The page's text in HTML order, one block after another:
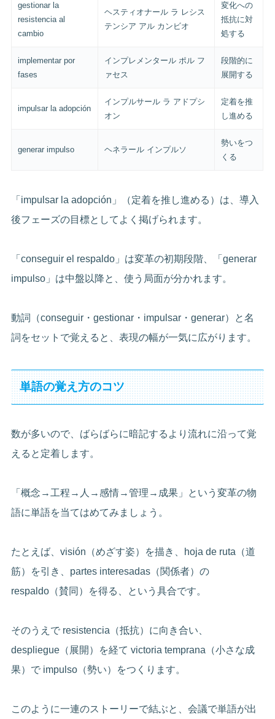
gestionar la
resistencia al
cambio
ヘスティオナール ラ レシス
テンシア アル カンビオ
変化への
抵抗に対
処する
implementar por
fases
インプレメンタール ポル フ
ァセス
段階的に
展開する
impulsar la adopción
インプルサール ラ アドプシ
オン
定着を推
し進める
generar impulso ヘネラール インプルソ
勢いをつ
くる
「impulsar la adopción」（定着を推し進める）は、導入
後フェーズの目標としてよく掲げられます。
「conseguir el respaldo」は変革の初期段階、「generar
impulso」は中盤以降と、使う局面が分かれます。
動詞（conseguir・gestionar・impulsar・generar）と名
詞をセットで覚えると、表現の幅が一気に広がります。
単語の覚え方のコツ
数が多いので、ばらばらに暗記するより流れに沿って覚
えると定着します。
「概念→工程→人→感情→管理→成果」という変革の物
語に単語を当てはめてみましょう。
たとえば、visión（めざす姿）を描き、hoja de ruta（道
筋）を引き、partes interesadas（関係者）の
respaldo（賛同）を得る、という具合です。
そのうえで resistencia（抵抗）に向き合い、
despliegue（展開）を経て victoria temprana（小さな成
果）で impulso（勢い）をつくります。
このように一連のストーリーで結ぶと、会議で単語が出